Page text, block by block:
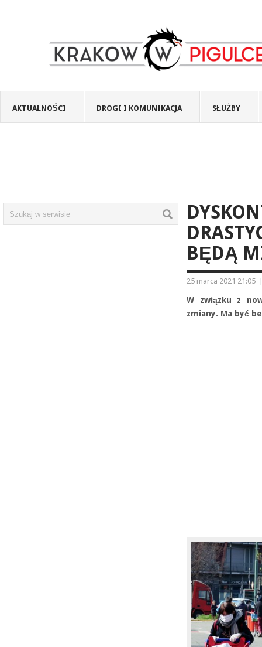
AKTUALNOŚCI DROGI I KOMUNIKACJA SŁUŻBY
BĘDĄ
25 marca 2021 21:05
W związku z
zmiany. Ma być